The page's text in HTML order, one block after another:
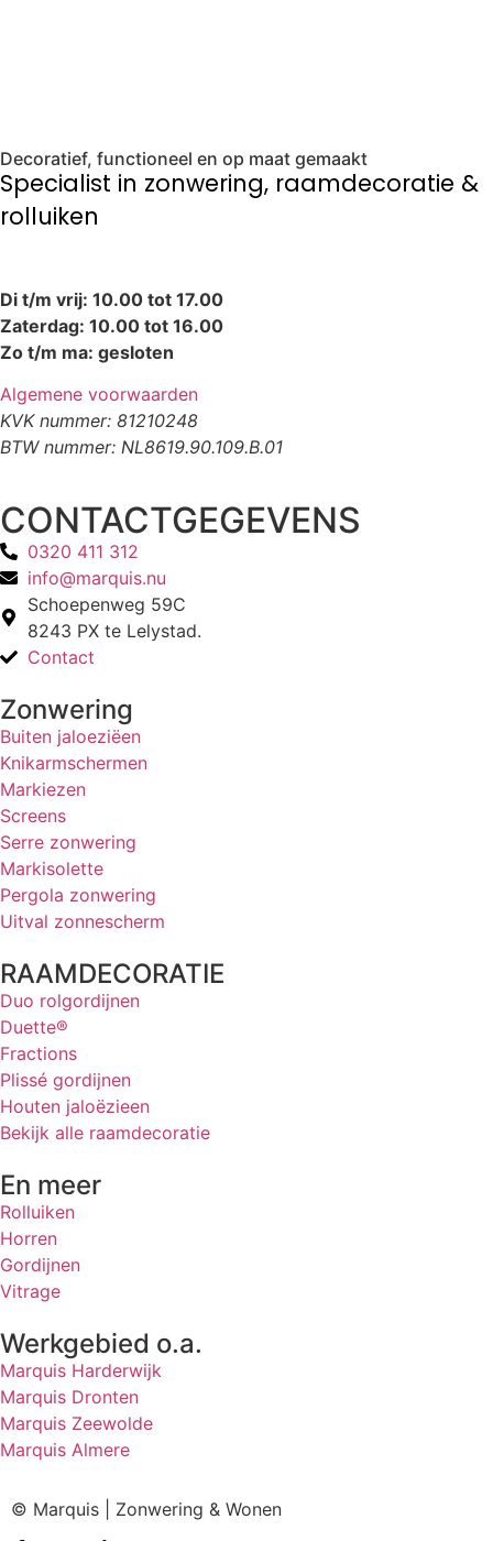
Decoratief, functioneel en op maat gemaakt
Specialist in zonwering, raamdecoratie &
rolluiken
Di t/m vrij: 10.00 tot 17.00
Zaterdag: 10.00 tot 16.00
Zo t/m ma: gesloten
Algemene voorwaarden
KVK nummer: 81210248
BTW nummer: NL8619.90.109.B.01
CONTACTGEGEVENS
0320 411 312
info@marquis.nu
Schoepenweg 59C
8243 PX te Lelystad.
Contact
Zonwering
Buiten jaloeziëen
Knikarmschermen
Markiezen
Screens
Serre zonwering
Markisolette
Pergola zonwering
Uitval zonnescherm
RAAMDECORATIE
Duo rolgordijnen
Duette®
Fractions
Plissé gordijnen
Houten jaloëzieen
Bekijk alle raamdecoratie
En meer
Rolluiken
Horren
Gordijnen
Vitrage
Werkgebied o.a.
Marquis Harderwijk
Marquis Dronten
Marquis Zeewolde
Marquis Almere
© Marquis | Zonwering & Wonen